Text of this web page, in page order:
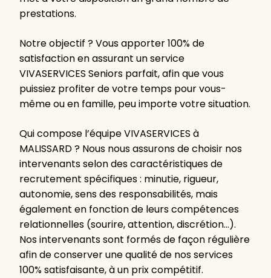
prestations.
Notre objectif ? Vous apporter 100% de
satisfaction en assurant un service
VIVASERVICES Seniors parfait, afin que vous
puissiez profiter de votre temps pour vous-
même ou en famille, peu importe votre situation.
Qui compose l’équipe VIVASERVICES à
MALISSARD ? Nous nous assurons de choisir nos
intervenants selon des caractéristiques de
recrutement spécifiques : minutie, rigueur,
autonomie, sens des responsabilités, mais
également en fonction de leurs compétences
relationnelles (sourire, attention, discrétion…).
Nos intervenants sont formés de façon régulière
afin de conserver une qualité de nos services
100% satisfaisante, à un prix compétitif.